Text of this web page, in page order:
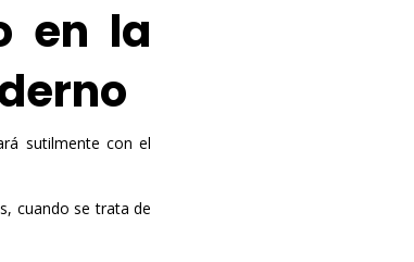
en la
sutilmente con el
cuando se trata de